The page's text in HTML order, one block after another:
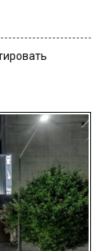
формат
магазинов
Nike